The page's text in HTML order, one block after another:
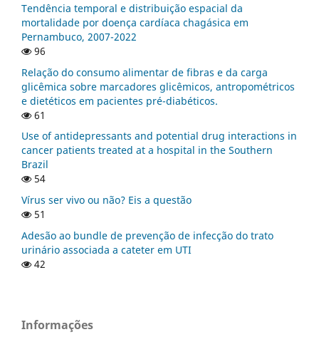
Tendência temporal e distribuição espacial da
mortalidade por doença cardíaca chagásica em
Pernambuco, 2007-2022
96
Relação do consumo alimentar de fibras e da carga
glicêmica sobre marcadores glicêmicos, antropométricos
e dietéticos em pacientes pré-diabéticos.
61
Use of antidepressants and potential drug interactions in
cancer patients treated at a hospital in the Southern
Brazil
54
Vírus ser vivo ou não? Eis a questão
51
Adesão ao bundle de prevenção de infecção do trato
urinário associada a cateter em UTI
42
Informações